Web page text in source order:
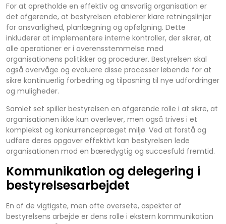
For at opretholde en effektiv og ansvarlig organisation er
det afgørende, at bestyrelsen etablerer klare retningslinjer
for ansvarlighed, planlægning og opfølgning. Dette
inkluderer at implementere interne kontroller, der sikrer, at
alle operationer er i overensstemmelse med
organisationens politikker og procedurer. Bestyrelsen skal
også overvåge og evaluere disse processer løbende for at
sikre kontinuerlig forbedring og tilpasning til nye udfordringer
og muligheder.
Samlet set spiller bestyrelsen en afgørende rolle i at sikre, at
organisationen ikke kun overlever, men også trives i et
komplekst og konkurrencepræget miljø. Ved at forstå og
udføre deres opgaver effektivt kan bestyrelsen lede
organisationen mod en bæredygtig og succesfuld fremtid.
Kommunikation og delegering i
bestyrelsesarbejdet
En af de vigtigste, men ofte oversete, aspekter af
bestyrelsens arbejde er dens rolle i ekstern kommunikation